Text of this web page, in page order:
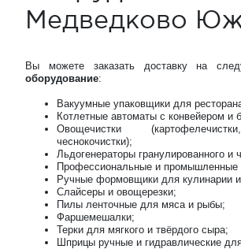
Медведково
Вы можете заказать доставку на
оборудование:
Вакуумные упаковщики для
Котлетные автоматы с конвейером и
Овощечистки
чеснокочистки);
Льдогенераторы гранулированного и
Профессиональные и промышленные
Ручные формовщики для кулинарии и
Слайсеры и овощерезки;
Пилы ленточные для мяса и рыбы;
Фаршемешалки;
Терки для мягкого и твёрдого сыра;
Шприцы ручные и гидравлические